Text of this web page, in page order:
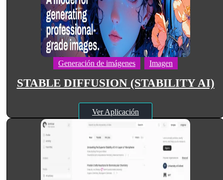
Generación de imágenes Imagen
STABLE DIFFUSION (STABILITY AI)
Ver Aplicación